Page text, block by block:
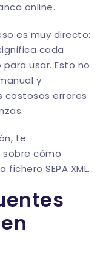
online.
es muy directo:
cada
usar. Esto no
y
costosos errores
te
cómo
SEPA XML.